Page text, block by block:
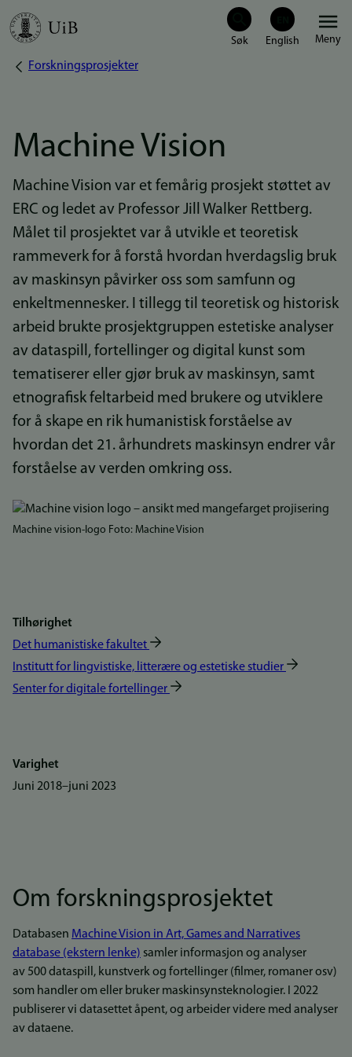
Hopp
hovedinnhold
Meny
Navigasjonssti
Forskningsprosjekter
Machine Vision
Machine Vision var et femårig prosjekt støttet av
ERC og ledet av Professor Jill Walker Rettberg.
Målet til prosjektet var å utvikle et teoretisk
rammeverk for å forstå hvordan hverdagslig bruk
av maskinsyn påvirker oss som samfunn og
enkeltmennesker. I tillegg til teoretisk og historisk
arbeid brukte prosjektgruppen estetiske analyser
av dataspill, fortellinger og digital kunst som
tematiserer eller gjør bruk av maskinsyn, samt
etnografisk feltarbeid med brukere og utviklere
for å skape en rik humanistisk forståelse av
hvordan det 21. århundrets maskinsyn endrer vår
forståelse av verden omkring oss.
Bilde
Machine vision-logo Foto: Machine Vision
Tilhørighet
Det humanistiske fakultet
Institutt for lingvistiske, litterære og estetiske studier
Senter for digitale fortellinger
Varighet
juni 2018–juni 2023
Om forskningsprosjektet
Databasen Machine Vision in Art, Games and Narratives
database (ekstern lenke) samler informasjon og analyser
av 500 dataspill, kunstverk og fortellinger (filmer, romaner osv)
som handler om eller bruker maskinsynsteknologier. I 2022
publiserer vi datasettet åpent, og arbeider videre med analyser
av dataene.